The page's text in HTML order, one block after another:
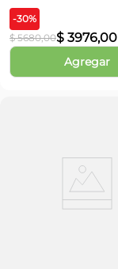
-30%
$ 5680,00$ 3976,00
Agregar